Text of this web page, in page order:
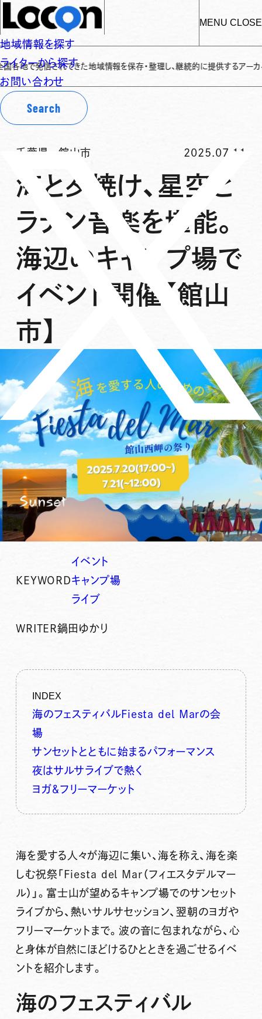
MENU CLOSE
地域情報を探す
ライターから探す
お問い合わせ
Search
されてきた地域情報を保存・整理し、継続的に提供するアーカイブサイトで
千葉県 -館山市 2025.07.11
海と夕焼け、星空と
ラテン音楽を堪能。
海辺のキャンプ場で
イベント開催【館山
市】
KEYWORD
イベント
キャンプ場
ライブ
WRITER鍋田ゆかり
INDEX
海のフェスティバルFiesta del Marの会
場
サンセットとともに始まるパフォーマンス
夜はサルサライブで熱く
ヨガ＆フリーマーケット
海を愛する人々が海辺に集い、海を称え、海を楽
しむ祝祭「Fiesta del Mar（フィエスタデルマー
ル）」。富士山が望めるキャンプ場でのサンセット
ライブから、熱いサルサセッション、翌朝のヨガや
フリーマーケットまで。波の音に包まれながら、心
と身体が自然にほどけるひとときを過ごせるイベ
ントを紹介します。
海のフェスティバル